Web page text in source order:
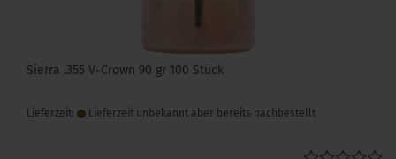
Sierra .355 V-Crown 90 gr 100 Stück
Lieferzeit: Lieferzeit unbekannt aber bereits nachbestellt